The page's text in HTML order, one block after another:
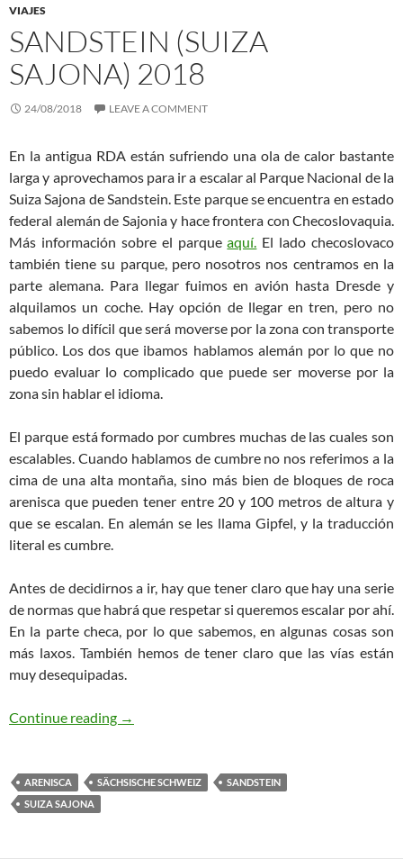
VIAJES
SANDSTEIN (SUIZA
SAJONA) 2018
24/08/2018 LEAVE A COMMENT
En la antigua RDA están sufriendo una ola de calor bastante
larga y aprovechamos para ir a escalar al Parque Nacional de la
Suiza Sajona de Sandstein. Este parque se encuentra en estado
federal alemán de Sajonia y hace frontera con Checoslovaquia.
Más información sobre el parqueaquí. El lado checoslovaco
también tiene su parque, pero nosotros nos centramos en la
parte alemana. Para llegar fuimos en avión hasta Dresde y
alquilamos un coche. Hay opción de llegar en tren, pero no
sabemos lo difícil que será moverse por la zona con transporte
público. Los dos que ibamos hablamos alemán por lo que no
puedo evaluar lo complicado que puede ser moverse por la
zona sin hablar el idioma.
El parque está formado por cumbres muchas de las cuales son
escalables. Cuando hablamos de cumbre no nos referimos a la
cima de una alta montaña, sino más bien de bloques de roca
arenisca que pueden tener entre 20 y 100 metros de altura y
que se escalan. En alemán se les llama Gipfel, y la traducción
literal es cumbre.
Antes de decidirnos a ir, hay que tener claro que hay una serie
de normas que habrá que respetar si queremos escalar por ahí.
En la parte checa, por lo que sabemos, en algunas cosas son
más laxos. También hemos de tener claro que las vías están
muy desequipadas.
Continue reading Sandstein (Suiza Sajona) 2018
→
ARENISCA SÄCHSISCHE SCHWEIZ
SANDSTEIN
SUIZA SAJONA